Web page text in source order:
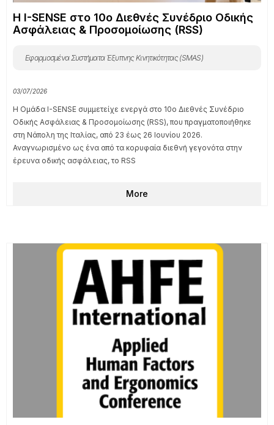
Η I-SENSE στο 10ο Διεθνές Συνέδριο Οδικής
Ασφάλειας & Προσομοίωσης (RSS)
Εφαρμοσμένα Συστήματα Έξυπνης Κινητικότητας (SMAS)
03/07/2026
Η Ομάδα I-SENSE συμμετείχε ενεργά στο 10ο Διεθνές Συνέδριο
Οδικής Ασφάλειας & Προσομοίωσης (RSS), που πραγματοποιήθηκε
στη Νάπολη της Ιταλίας, από 23 έως 26 Ιουνίου 2026.
Αναγνωρισμένο ως ένα από τα κορυφαία διεθνή γεγονότα στην
έρευνα οδικής ασφάλειας, το RSS
More